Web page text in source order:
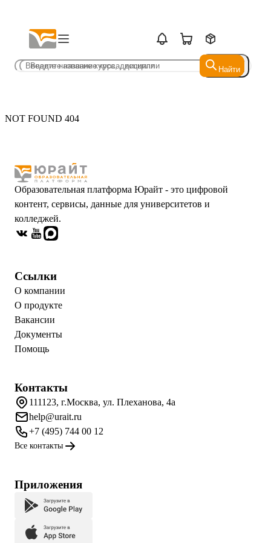
Найти
Найти
NOT FOUND 404
Образовательная платформа Юрайт - это цифровой
контент, сервисы, данные для университетов и
колледжей.
Ссылки
О компании
О продукте
Вакансии
Документы
Помощь
Контакты
111123, г.Москва, ул. Плеханова, 4а
help@urait.ru
+7 (495) 744 00 12
Все контакты
Приложения